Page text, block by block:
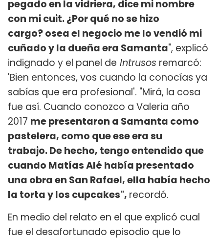
pegado en la vidriera, dice mi nombre
con mi cuit. ¿Por qué no se hizo
cargo? osea el negocio me lo vendió mi
cuñado y la dueña era Samanta", explicó
indignado y el panel de Intrusos remarcó:
'Bien entonces, vos cuando la conocías ya
sabías que era profesional'. "Mirá, la cosa
fue así. Cuando conozco a Valeria año
2017 me presentaron a Samanta como
pastelera, como que ese era su
trabajo. De hecho, tengo entendido que
cuando Matías Alé había presentado
una obra en San Rafael, ella había hecho
la torta y los cupcakes", recordó.
En medio del relato en el que explicó cual
fue el desafortunado episodio que lo